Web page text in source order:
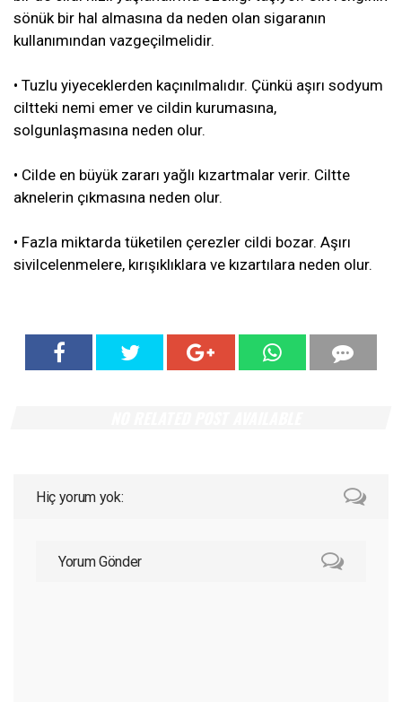
sönük bir hal almasına da neden olan sigaranın
kullanımından vazgeçilmelidir.
• Tuzlu yiyeceklerden kaçınılmalıdır. Çünkü aşırı sodyum
ciltteki nemi emer ve cildin kurumasına,
solgunlaşmasına neden olur.
• Cilde en büyük zararı yağlı kızartmalar verir. Ciltte
aknelerin çıkmasına neden olur.
• Fazla miktarda tüketilen çerezler cildi bozar. Aşırı
sivilcelenmelere, kırışıklıklara ve kızartılara neden olur.
Hiç yorum yok:
Yorum Gönder